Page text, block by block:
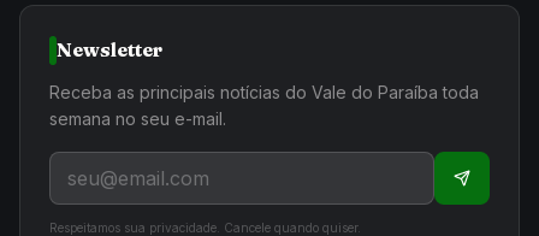
Newsletter
Receba as principais notícias do Vale do Paraíba toda
semana no seu e-mail.
Respeitamos sua privacidade. Cancele quando quiser.